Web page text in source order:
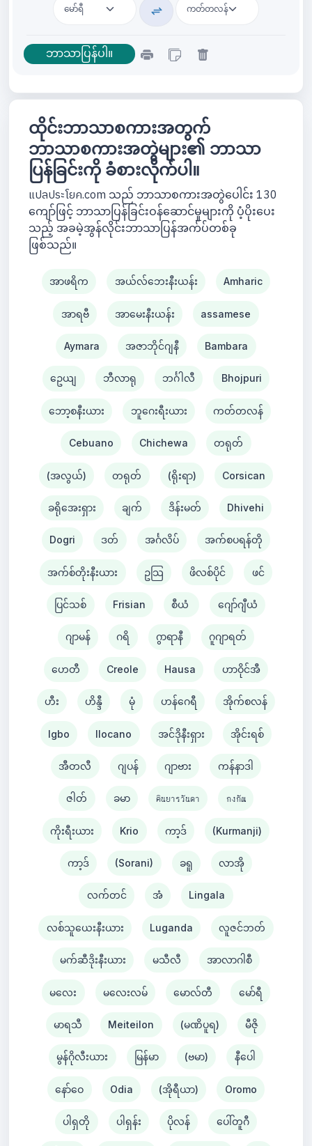
ထိုင်းဘာသာစကားအတွက်
ဘာသာစကားအတွဲများ၏ ဘာသာ
ပြန်ခြင်းကို ခံစားလိုက်ပါ။
แปลประโยค.com သည် ဘာသာစကားအတွဲပေါင်း 130
ကျော်ဖြင့် ဘာသာပြန်ခြင်းဝန်ဆောင်မှုများကို ပံ့ပိုးပေး
သည့် အခမဲ့အွန်လိုင်းဘာသာပြန်အက်ပ်တစ်ခု
ဖြစ်သည်။
အာဖရိက အယ်လ်ဘေးနီးယန်း Amharic
အာရဗီ အာမေးနီးယန်း assamese
Aymara အဇာဘိုင်ဂျနီ Bambara
ဥေယျ ဘီလာရု ဘင်္ဂါလီ Bhojpuri
ဘော့စနီးယား ဘူဂေးရီးယား ကတ်တလန်
Cebuano Chichewa တရုတ်
(အလွယ်) တရုတ် (ရိုးရာ) Corsican
ခရိုအေးရှား ချက် ဒိန်းမတ် Dhivehi
Dogri ဒတ် အင်္ဂလိပ် အက်စပရန်တို
အက်စ်တိုးနီးယား ဥသြ ဖိလစ်ပိုင် ဖင်
ပြင်သစ် Frisian စီယံ ​​ ဂျော်ဂျီယံ
ဂျာမန် ဂရိ ဂွာရာနီ ဂူဂျာရတ်
ဟေတီ Creole Hausa ဟာဝိုင်အီ
ဟီး ဟိန္ဒီ မုံ ဟန်ဂေရီ အိုက်စလန်
Igbo Ilocano အင်ဒိုနီးရှား အိုင်းရစ်
အီတလီ ဂျပန် ဂျာဗား ကန်နာဒါ
ဇါတ် ခမာ คินยารวันดา กงกัณ
ကိုးရီးယား Krio ကာ့ဒ် (Kurmanji)
ကာ့ဒ် (Sorani) ခရူ လာအို
လက်တင် အံ Lingala
လစ်သူယေးနီးယား Luganda လူဇင်ဘတ်
မက်ဆီဒိုးနီးယား မသီလီ အာလာဂါစီ
မလေး မလေးလမ် မောလ်တီ မော်ရီ
မာရသီ Meiteilon (မဏိပူရ) မီဇို
မွန်ဂိုလီးယား မြန်မာ (ဗမာ) နီပေါ
နော်ဝေ Odia (အိုရီယာ) Oromo
ပါရှတို ပါရှန်း ပိုလန် ပေါ်တူဂီ